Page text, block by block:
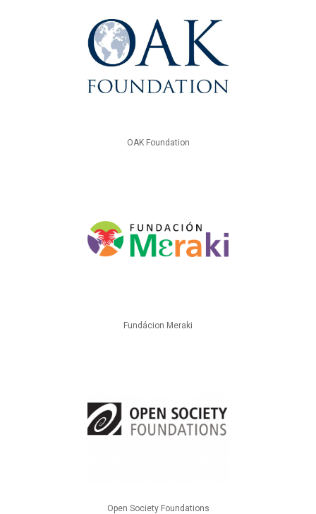
OAK Foundation
Fundácion Meraki
Open Society Foundations